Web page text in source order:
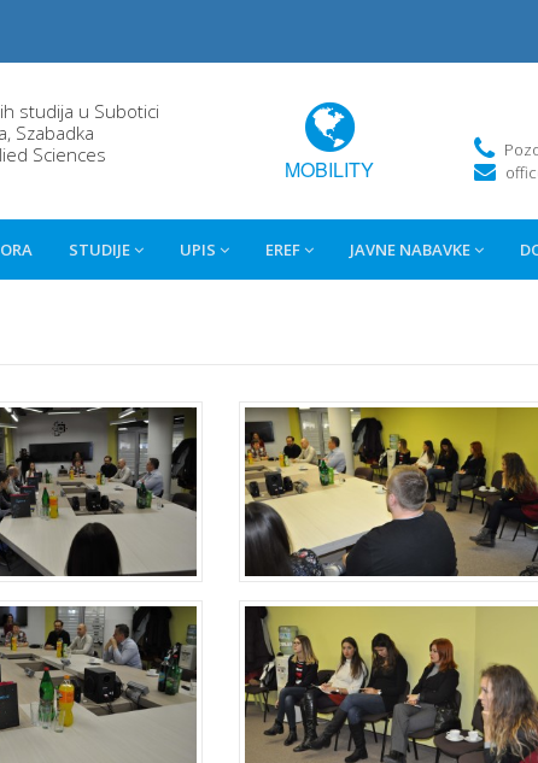
studija u Subotici
Szabadka
Sciences
MOBILITY
STUDIJE UPIS EREF JAVNE NABAVKE